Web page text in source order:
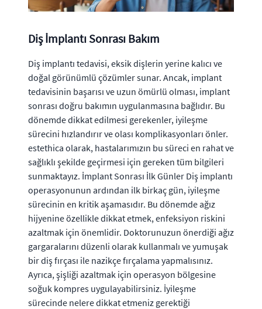
Diş İmplantı Sonrası Bakım
Diş implantı tedavisi, eksik dişlerin yerine kalıcı ve
doğal görünümlü çözümler sunar. Ancak, implant
tedavisinin başarısı ve uzun ömürlü olması, implant
sonrası doğru bakımın uygulanmasına bağlıdır. Bu
dönemde dikkat edilmesi gerekenler, iyileşme
sürecini hızlandırır ve olası komplikasyonları önler.
estethica olarak, hastalarımızın bu süreci en rahat ve
sağlıklı şekilde geçirmesi için gereken tüm bilgileri
sunmaktayız. İmplant Sonrası İlk Günler Diş implantı
operasyonunun ardından ilk birkaç gün, iyileşme
sürecinin en kritik aşamasıdır. Bu dönemde ağız
hijyenine özellikle dikkat etmek, enfeksiyon riskini
azaltmak için önemlidir. Doktorunuzun önerdiği ağız
gargaralarını düzenli olarak kullanmalı ve yumuşak
bir diş fırçası ile nazikçe fırçalama yapmalısınız.
Ayrıca, şişliği azaltmak için operasyon bölgesine
soğuk kompres uygulayabilirsiniz. İyileşme
sürecinde nelere dikkat etmeniz gerektiği